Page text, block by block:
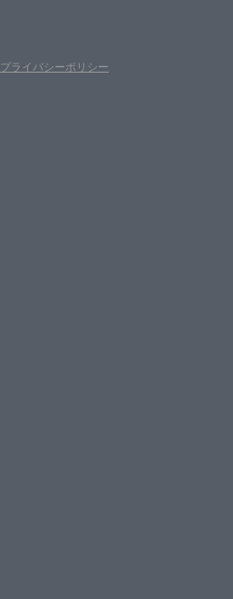
プライバシーポリシー